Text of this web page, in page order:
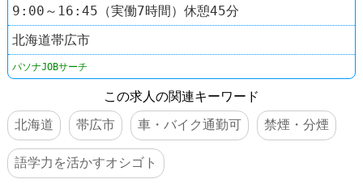
9:00～16:45（実働7時間）休憩45分
北海道帯広市
パソナJOBサーチ
この求人の関連キーワード
北海道
帯広市 車・バイク通勤可 禁煙・分煙
語学力を活かすオシゴト